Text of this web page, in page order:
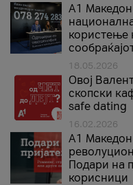
A1
користење
18.05.2026
Овој
скопски
safe dating
16.02.2026
А1
Подари на
корисници